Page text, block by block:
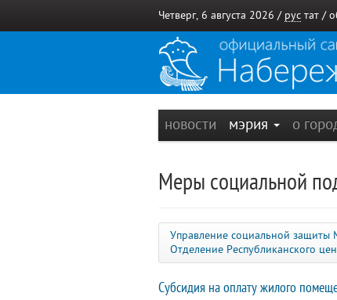
Четверг, 6 августа 2026 / рус тат /
новости мэрия о
Меры социальной
Управление социальной защиты
Отделение Республиканского
Субсидия на оплату жилого